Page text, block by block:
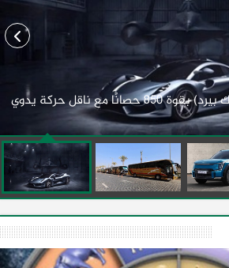
هينيسي تطرح طراز (بلاك بيرد) بقوة 850 حصانًا مع ناقل حركة يدوي